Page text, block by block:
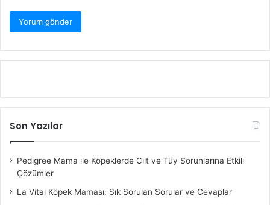
Son Yazılar
Pedigree Mama ile Köpeklerde Cilt ve Tüy Sorunlarına Etkili
Çözümler
La Vital Köpek Maması: Sık Sorulan Sorular ve Cevaplar